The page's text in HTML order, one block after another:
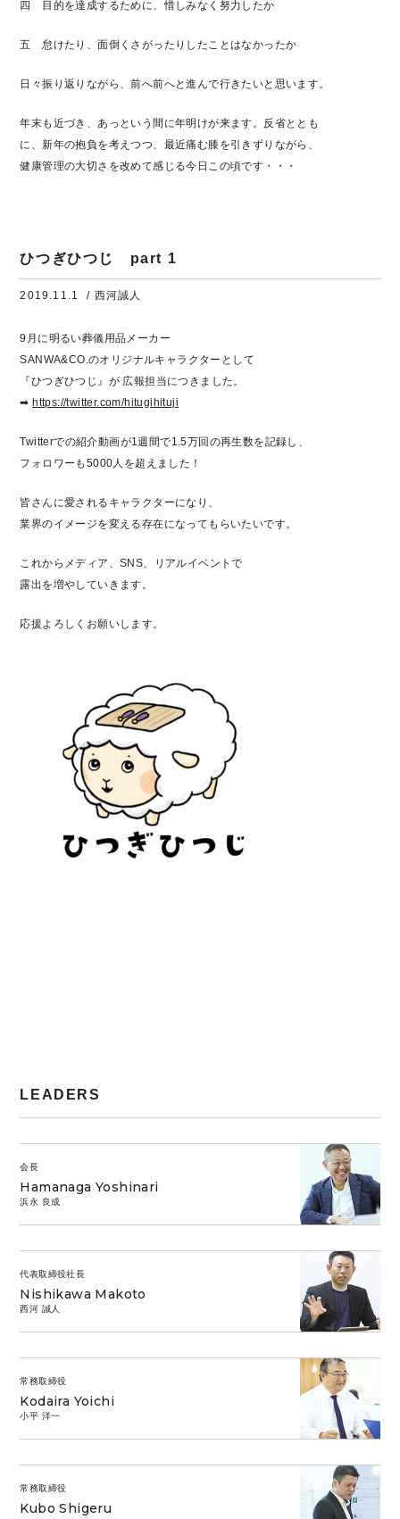
四 目的を達成するために、惜しみなく努力したか
五 怠けたり、面倒くさがったりしたことはなかったか
日々振り返りながら、前へ前へと進んで行きたいと思います。
年末も近づき、あっという間に年明けが来ます。反省ととも
に、新年の抱負を考えつつ、最近痛む膝を引きずりながら、
健康管理の大切さを改めて感じる今日この頃です・・・
ひつぎひつじ part 1
2019.11.1 / 西河誠人
9月に明るい葬儀用品メーカー
SANWA&CO.のオリジナルキャラクターとして
『ひつぎひつじ』が 広報担当につきました。
➡ https://twitter.com/hitugihituji
Twitterでの紹介動画が1週間で1.5万回の再生数を記録し、
フォロワーも5000人を超えました！
皆さんに愛されるキャラクターになり、
業界のイメージを変える存在になってもらいたいです。
これからメディア、SNS、リアルイベントで
露出を増やしていきます。
応援よろしくお願いします。
LEADERS
会長
Hamanaga Yoshinari
浜永 良成
代表取締役社長
Nishikawa Makoto
西河 誠人
常務取締役
Kodaira Yoichi
小平 洋一
常務取締役
Kubo Shigeru